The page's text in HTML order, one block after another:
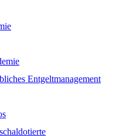
Entgeltmanagement